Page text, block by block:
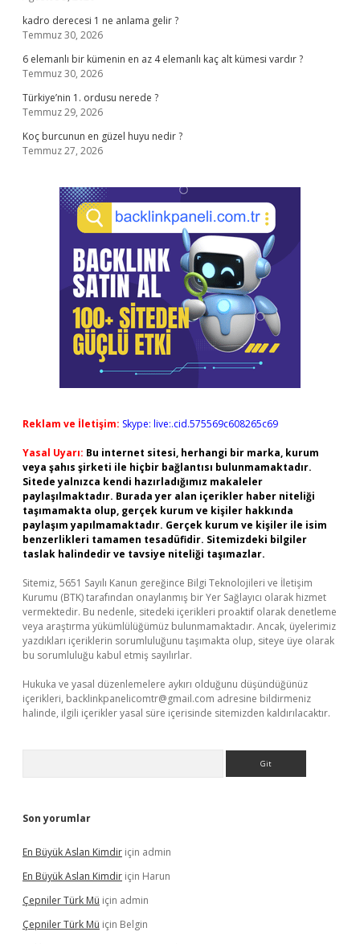
kadro derecesi 1 ne anlama gelir ?
Temmuz 30, 2026
6 elemanlı bir kümenin en az 4 elemanlı kaç alt kümesi vardır ?
Temmuz 30, 2026
Türkiye’nin 1. ordusu nerede ?
Temmuz 29, 2026
Koç burcunun en güzel huyu nedir ?
Temmuz 27, 2026
Reklam ve İletişim: Skype: live:.cid.575569c608265c69
Yasal Uyarı: Bu internet sitesi, herhangi bir marka, kurum
veya şahıs şirketi ile hiçbir bağlantısı bulunmamaktadır.
Sitede yalnızca kendi hazırladığımız makaleler
paylaşılmaktadır. Burada yer alan içerikler haber niteliği
taşımamakta olup, gerçek kurum ve kişiler hakkında
paylaşım yapılmamaktadır. Gerçek kurum ve kişiler ile isim
benzerlikleri tamamen tesadüfidir. Sitemizdeki bilgiler
taslak halindedir ve tavsiye niteliği taşımazlar.
Sitemiz, 5651 Sayılı Kanun gereğince Bilgi Teknolojileri ve İletişim
Kurumu (BTK) tarafından onaylanmış bir Yer Sağlayıcı olarak hizmet
vermektedir. Bu nedenle, sitedeki içerikleri proaktif olarak denetleme
veya araştırma yükümlülüğümüz bulunmamaktadır. Ancak, üyelerimiz
yazdıkları içeriklerin sorumluluğunu taşımakta olup, siteye üye olarak
bu sorumluluğu kabul etmiş sayılırlar.
Hukuka ve yasal düzenlemelere aykırı olduğunu düşündüğünüz
içerikleri, backlinkpanelicomtr@gmail.com adresine bildirmeniz
halinde, ilgili içerikler yasal süre içerisinde sitemizden kaldırılacaktır.
Son yorumlar
En Büyük Aslan Kimdir için admin
En Büyük Aslan Kimdir için Harun
Çepniler Türk Mü için admin
Çepniler Türk Mü için Belgin